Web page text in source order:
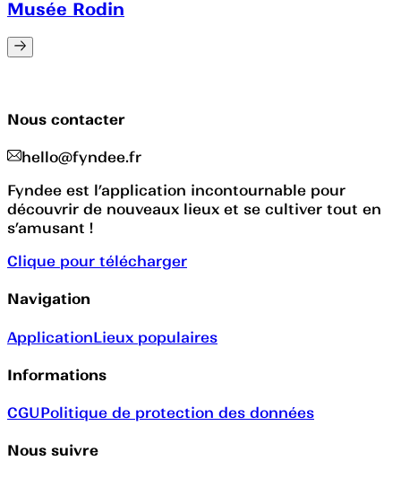
Musée Rodin
Nous contacter
hello@fyndee.fr
Fyndee est l’application incontournable pour
découvrir de nouveaux lieux et se cultiver tout en
s’amusant !
Clique pour télécharger
Navigation
ApplicationLieux populaires
Informations
CGUPolitique de protection des données
Nous suivre